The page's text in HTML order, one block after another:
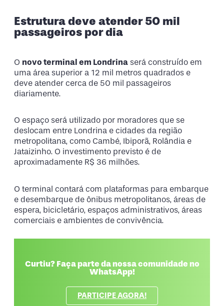
Estrutura deve atender 50 mil
passageiros por dia
O novo terminal em Londrina será construído em
uma área superior a 12 mil metros quadrados e
deve atender cerca de 50 mil passageiros
diariamente.
O espaço será utilizado por moradores que se
deslocam entre Londrina e cidades da região
metropolitana, como Cambé, Ibiporã, Rolândia e
Jataizinho. O investimento previsto é de
aproximadamente R$ 36 milhões.
O terminal contará com plataformas para embarque
e desembarque de ônibus metropolitanos, áreas de
espera, bicicletário, espaços administrativos, áreas
comerciais e ambientes de convivência.
Curtiu? Faça parte da nossa comunidade no
WhatsApp!
PARTICIPE AGORA!